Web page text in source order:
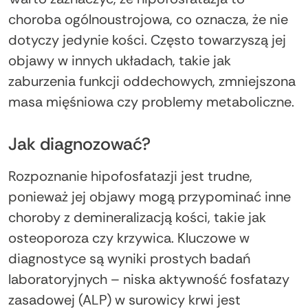
choroba ogólnoustrojowa, co oznacza, że nie
dotyczy jedynie kości. Często towarzyszą jej
objawy w innych układach, takie jak
zaburzenia funkcji oddechowych, zmniejszona
masa mięśniowa czy problemy metaboliczne.
Jak diagnozować?
Rozpoznanie hipofosfatazji jest trudne,
ponieważ jej objawy mogą przypominać inne
choroby z demineralizacją kości, takie jak
osteoporoza czy krzywica. Kluczowe w
diagnostyce są wyniki prostych badań
laboratoryjnych – niska aktywność fosfatazy
zasadowej (ALP) w surowicy krwi jest